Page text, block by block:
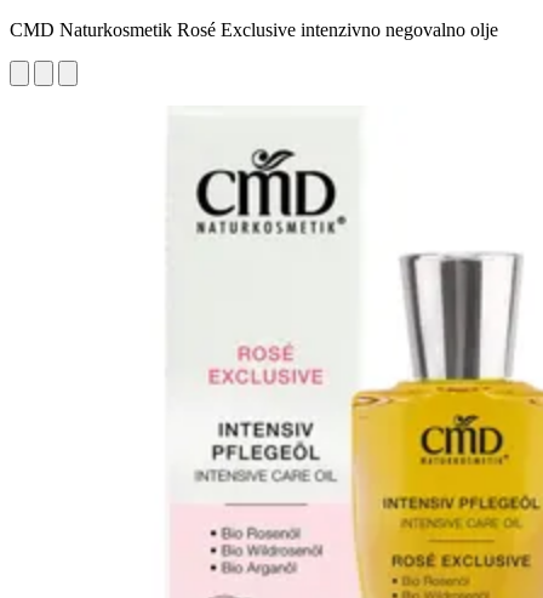
CMD Naturkosmetik Rosé Exclusive intenzivno negovalno olje